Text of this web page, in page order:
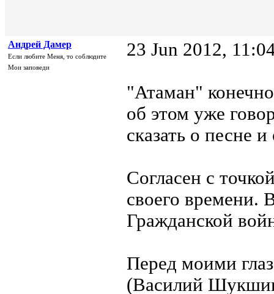
Андрей Дамер
Если любите Меня, то соблюдите
Мои заповеди
23 Jun 2012,
"Атаман"
об этом уже
сказать о песне
Согласен с
своего времени.
Гражданской
Перед моими
(Василий